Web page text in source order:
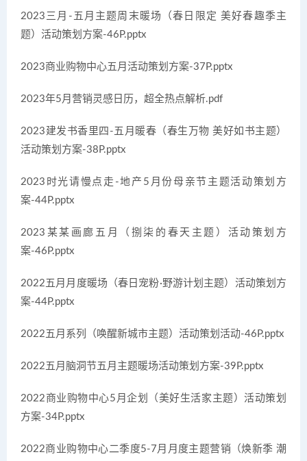
2023三月-五月主题周末暖场（春日限定 美好春趣季主
题）活动策划方案-46P.pptx
2023商业购物中心五月活动策划方案-37P.pptx
2023年5月营销灵感日历，超全热点解析.pdf
2023建发书香里四-五月暖春（春生万物 美好如书主题）
活动策划方案-38P.pptx
2023时光请慢点走-地产5月份母亲节主题活动策划方
案-44P.pptx
2023某某画廊五月（捌柒的春天主题）活动策划方
案-46P.pptx
2022五月月度暖场（春日宠粉·野游计划主题）活动策划方
案-44P.pptx
2022五月系列（唤醒新城市主题）活动策划活动-46P.pptx
2022五月脑洞节五月主题暖场活动策划方案-39P.pptx
2022商业购物中心5月企划（美好生活家主题）活动策划
方案-34P.pptx
2022商业购物中心二季度5-7月月度主题营销（焕新季 潮